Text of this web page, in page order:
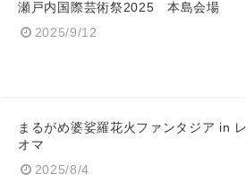
瀬戸内国際芸術祭2025 本島会場
2025/9/12
まるがめ婆娑羅花火ファンタジア in レ
オマ
2025/8/4